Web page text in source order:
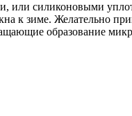
или силиконовыми
к зиме. Желательно
образование